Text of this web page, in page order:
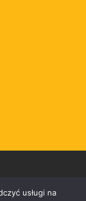
usługi na